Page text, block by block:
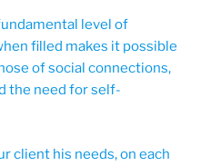
level of
filled makes it possible
of social connections,
the need for self-
client his needs, on each